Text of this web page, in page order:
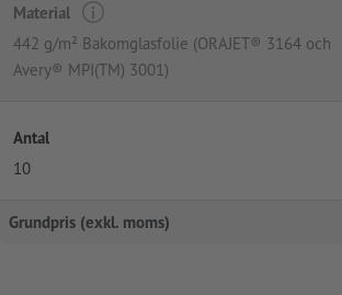
Material
442 g/m² Bakomglasfolie (ORAJET® 3164 och
Avery® MPI(TM) 3001)
Antal
10
Grundpris (exkl. moms)